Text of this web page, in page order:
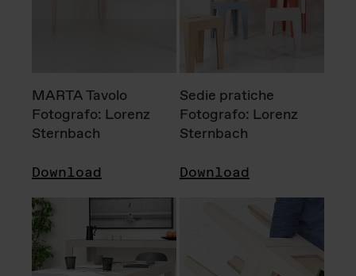
MARTA Tavolo
Fotografo: Lorenz
Sternbach
Download
Sedie pratiche
Fotografo: Lorenz
Sternbach
Download